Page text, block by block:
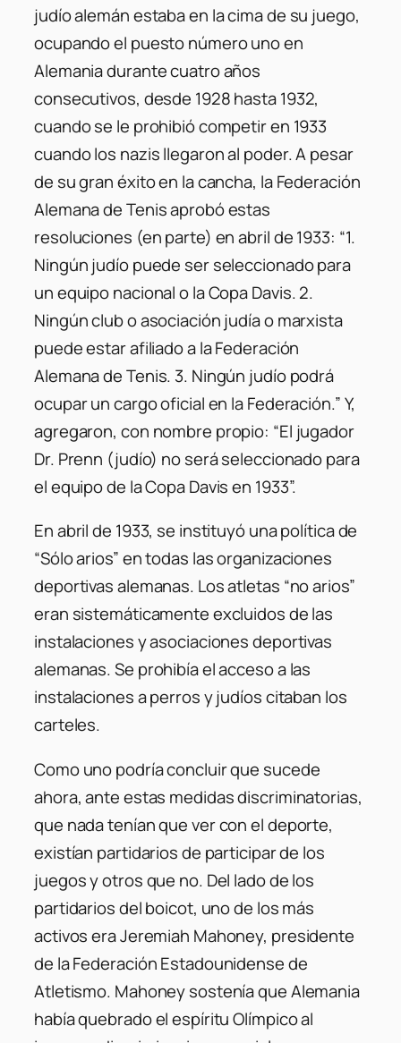
judío alemán estaba en la cima de su juego,
ocupando el puesto número uno en
Alemania durante cuatro años
consecutivos, desde 1928 hasta 1932,
cuando se le prohibió competir en 1933
cuando los nazis llegaron al poder. A pesar
de su gran éxito en la cancha, la Federación
Alemana de Tenis aprobó estas
resoluciones (en parte) en abril de 1933: “1.
Ningún judío puede ser seleccionado para
un equipo nacional o la Copa Davis. 2.
Ningún club o asociación judía o marxista
puede estar afiliado a la Federación
Alemana de Tenis. 3. Ningún judío podrá
ocupar un cargo oficial en la Federación.” Y,
agregaron, con nombre propio: “El jugador
Dr. Prenn (judío) no será seleccionado para
el equipo de la Copa Davis en 1933”.
En abril de 1933, se instituyó una política de
“Sólo arios” en todas las organizaciones
deportivas alemanas. Los atletas “no arios”
eran sistemáticamente excluidos de las
instalaciones y asociaciones deportivas
alemanas. Se prohibía el acceso a las
instalaciones a perros y judíos citaban los
carteles.
Como uno podría concluir que sucede
ahora, ante estas medidas discriminatorias,
que nada tenían que ver con el deporte,
existían partidarios de participar de los
juegos y otros que no. Del lado de los
partidarios del boicot, uno de los más
activos era Jeremiah Mahoney, presidente
de la Federación Estadounidense de
Atletismo. Mahoney sostenía que Alemania
había quebrado el espíritu Olímpico al